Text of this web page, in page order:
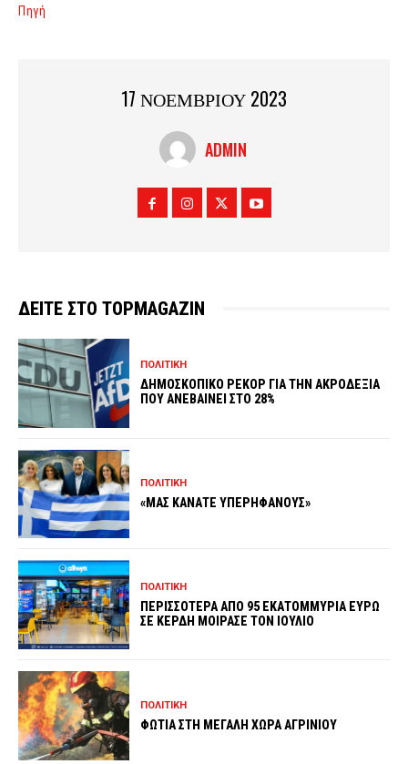
Πηγή
17 ΝΟΕΜΒΡΙΟΥ 2023
ADMIN
ΔΕΙΤΕ ΣΤΟ TOPMAGAZIN
ΠΟΛΙΤΙΚΗ
ΔΗΜΟΣΚΟΠΙΚΟ ΡΕΚΟΡ ΓΙΑ ΤΗΝ ΑΚΡΟΔΕΞΙΑ
ΠΟΥ ΑΝΕΒΑΙΝΕΙ ΣΤΟ 28%
ΠΟΛΙΤΙΚΗ
«ΜΑΣ ΚΑΝΑΤΕ ΥΠΕΡΗΦΑΝΟΥΣ»
ΠΟΛΙΤΙΚΗ
ΠΕΡΙΣΣΟΤΕΡΑ ΑΠΟ 95 ΕΚΑΤΟΜΜΥΡΙΑ ΕΥΡΩ
ΣΕ ΚΕΡΔΗ ΜΟΙΡΑΣΕ ΤΟΝ ΙΟΥΛΙΟ
ΠΟΛΙΤΙΚΗ
ΦΩΤΙΑ ΣΤΗ ΜΕΓΑΛΗ ΧΩΡΑ ΑΓΡΙΝΙΟΥ